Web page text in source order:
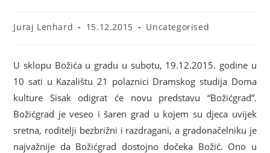
Juraj Lenhard 15.12.2015 Uncategorised
U sklopu Božića u gradu u subotu, 19.12.2015. godine u
10 sati u Kazalištu 21 polaznici Dramskog studija Doma
kulture Sisak odigrat će novu predstavu “Božićgrad”.
Božićgrad je veseo i šaren grad u kojem su djeca uvijek
sretna, roditelji bezbrižni i razdragani, a gradonačelniku je
najvažnije da Božićgrad dostojno dočeka Božić. Ono u